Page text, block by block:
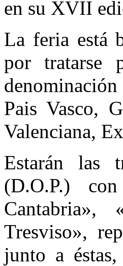
en su XVII
La feria está
por tratarse
Pais Vasco,
Valenciana,
Estarán las
(D.O.P.)
Cantabria»,
Tresviso»,
junto a